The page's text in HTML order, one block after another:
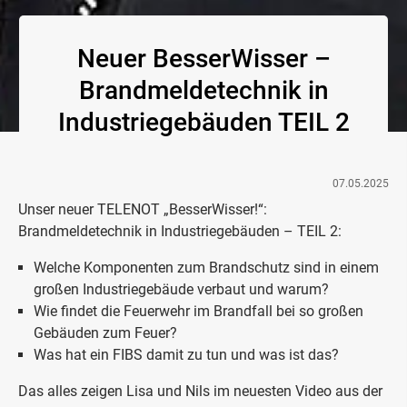
Neuer BesserWisser –
Brandmeldetechnik in
Industriegebäuden TEIL 2
07.05.2025
Unser neuer TELENOT „BesserWisser!“:
Brandmeldetechnik in Industriegebäuden – TEIL 2:
Welche Komponenten zum Brandschutz sind in einem
großen Industriegebäude verbaut und warum?
Wie findet die Feuerwehr im Brandfall bei so großen
Gebäuden zum Feuer?
Was hat ein FIBS damit zu tun und was ist das?
Das alles zeigen Lisa und Nils im neuesten Video aus der